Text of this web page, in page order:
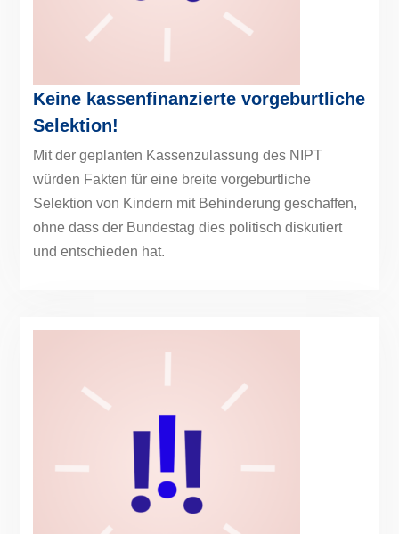
Keine kassenfinanzierte vorgeburtliche
Selektion!
Mit der geplanten Kassenzulassung des NIPT
würden Fakten für eine breite vorgeburtliche
Selektion von Kindern mit Behinderung geschaffen,
ohne dass der Bundestag dies politisch diskutiert
und entschieden hat.